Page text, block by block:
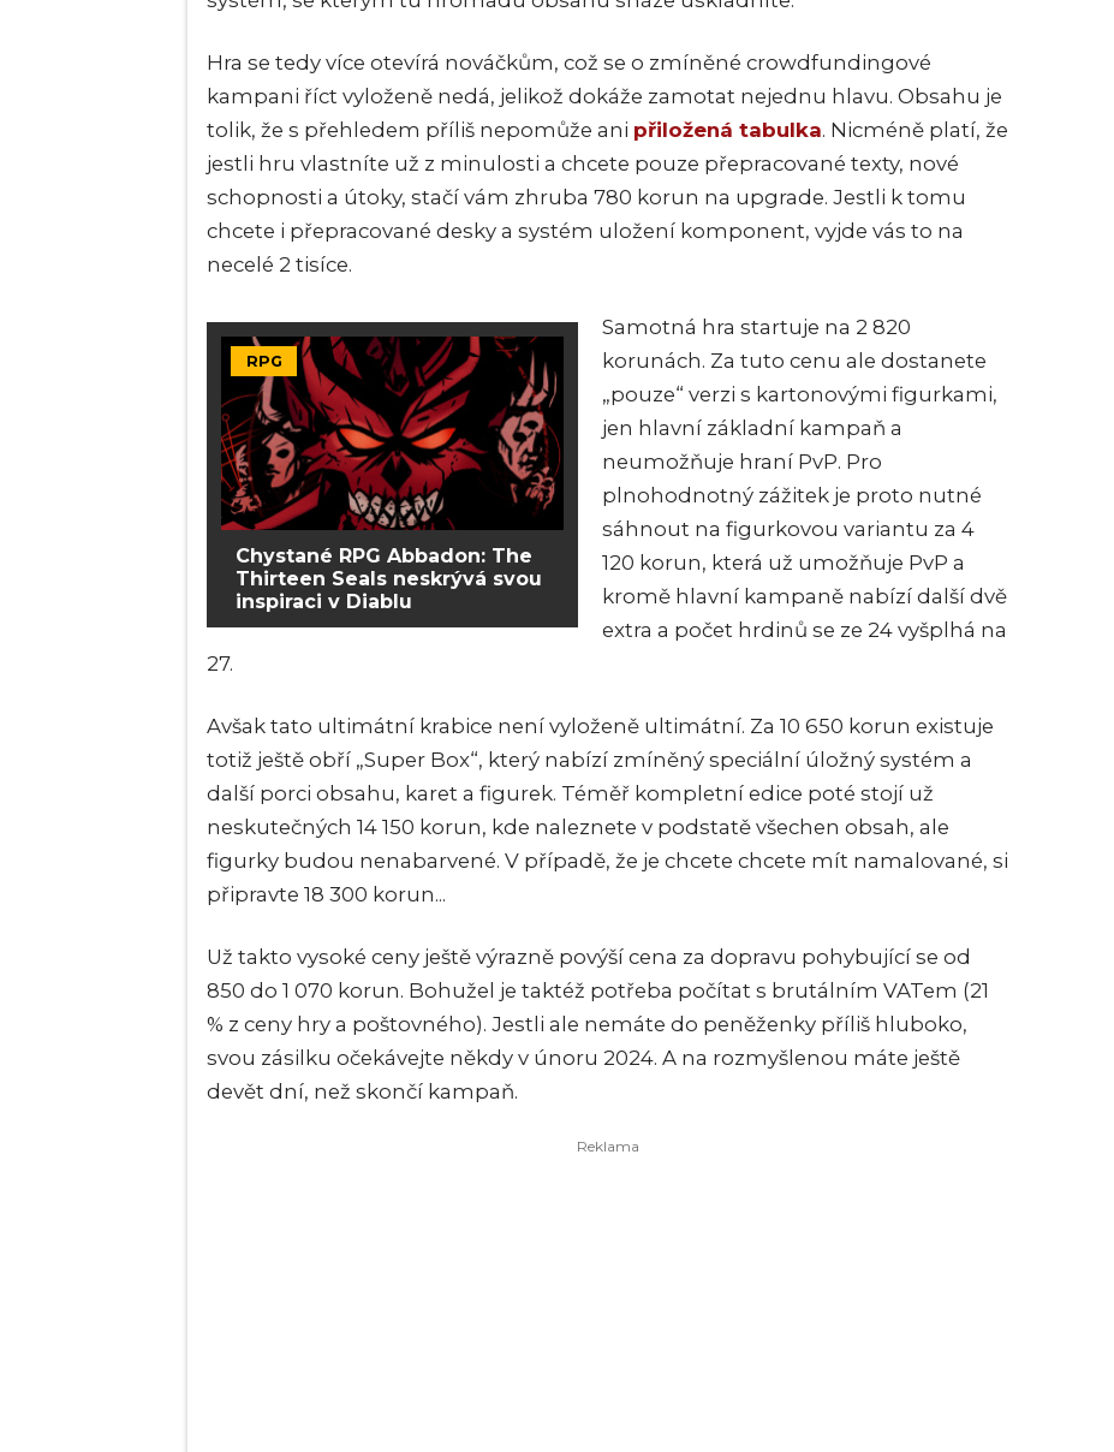
Hra se tedy více otevírá nováčkům, což se o zmíněné crowdfundingové
kampani říct vyloženě nedá, jelikož dokáže zamotat nejednu hlavu. Obsahu je
tolik, že s přehledem příliš nepomůže ani přiložená tabulka. Nicméně platí, že
jestli hru vlastníte už z minulosti a chcete pouze přepracované texty, nové
schopnosti a útoky, stačí vám zhruba 780 korun na upgrade. Jestli k tomu
chcete i přepracované desky a systém uložení komponent, vyjde vás to na
necelé 2 tisíce.
RPG
Chystané RPG Abbadon: The
Thirteen Seals neskrývá svou
inspiraci v Diablu
Samotná hra startuje na 2 820
korunách. Za tuto cenu ale dostanete
„pouze“ verzi s kartonovými figurkami,
jen hlavní základní kampaň a
neumožňuje hraní PvP. Pro
plnohodnotný zážitek je proto nutné
sáhnout na figurkovou variantu za 4
120 korun, která už umožňuje PvP a
kromě hlavní kampaně nabízí další dvě
extra a počet hrdinů se ze 24 vyšplhá na
27.
Avšak tato ultimátní krabice není vyloženě ultimátní. Za 10 650 korun existuje
totiž ještě obří „Super Box“, který nabízí zmíněný speciální úložný systém a
další porci obsahu, karet a figurek. Téměř kompletní edice poté stojí už
neskutečných 14 150 korun, kde naleznete v podstatě všechen obsah, ale
figurky budou nenabarvené. V případě, že je chcete chcete mít namalované, si
připravte 18 300 korun...
Už takto vysoké ceny ještě výrazně povýší cena za dopravu pohybující se od
850 do 1 070 korun. Bohužel je taktéž potřeba počítat s brutálním VATem (21
% z ceny hry a poštovného). Jestli ale nemáte do peněženky příliš hluboko,
svou zásilku očekávejte někdy v únoru 2024. A na rozmyšlenou máte ještě
devět dní, než skončí kampaň.